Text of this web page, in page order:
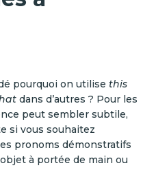
pourquoi on utilise this
dans d’autres ? Pour les
peut sembler subtile,
si vous souhaitez
pronoms démonstratifs
à portée de main ou